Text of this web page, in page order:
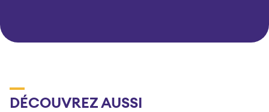
DÉCOUVREZ AUSSI